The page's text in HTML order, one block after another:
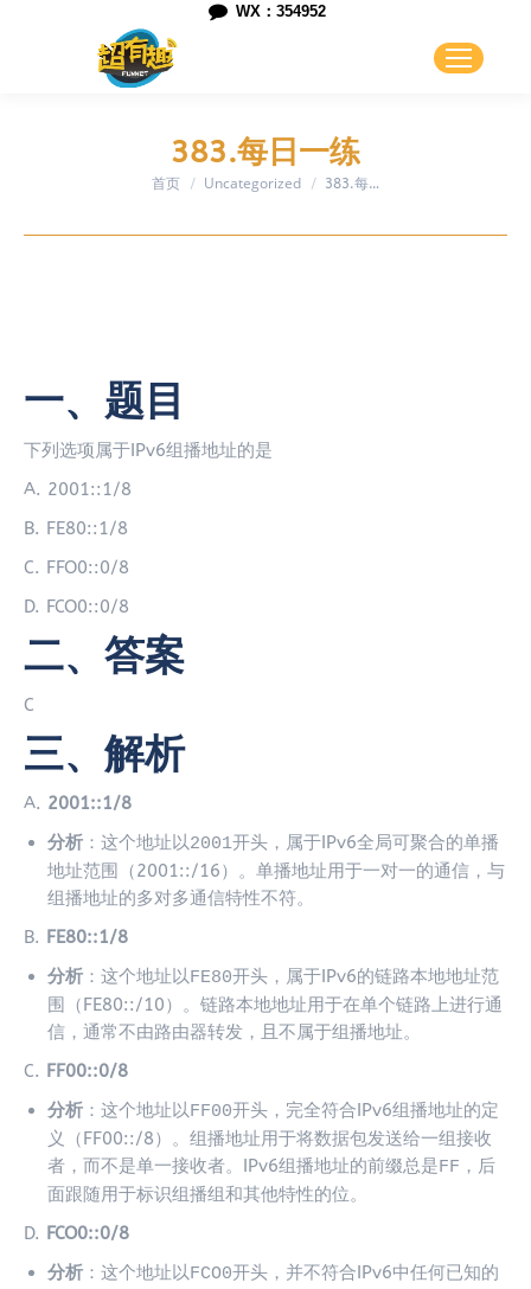
WX：354952
383.每日一练
您在这里：
首页 Uncategorized 383.每…
一、题目
下列选项属于IPv6组播地址的是
A. 2001::1/8
B. FE80::1/8
C. FFO0::0/8
D. FCO0::0/8
二、答案
C
三、解析
A. 2001::1/8
分析 ：这个地址以2001开头，属于IPv6全局可聚合的单播
地址范围（2001::/16）。单播地址用于一对一的通信，与
组播地址的多对多通信特性不符。
B. FE80::1/8
分析 ：这个地址以FE80开头，属于IPv6的链路本地地址范
围（FE80::/10）。链路本地地址用于在单个链路上进行通
信，通常不由路由器转发，且不属于组播地址。
C. FF00::0/8
分析 ：这个地址以FF00开头，完全符合IPv6组播地址的定
义（FF00::/8）。组播地址用于将数据包发送给一组接收
者，而不是单一接收者。IPv6组播地址的前缀总是FF ，后
面跟随用于标识组播组和其他特性的位。
D. FCO0::0/8
分析 ：这个地址以FCO0开头，并不符合IPv6中任何已知的